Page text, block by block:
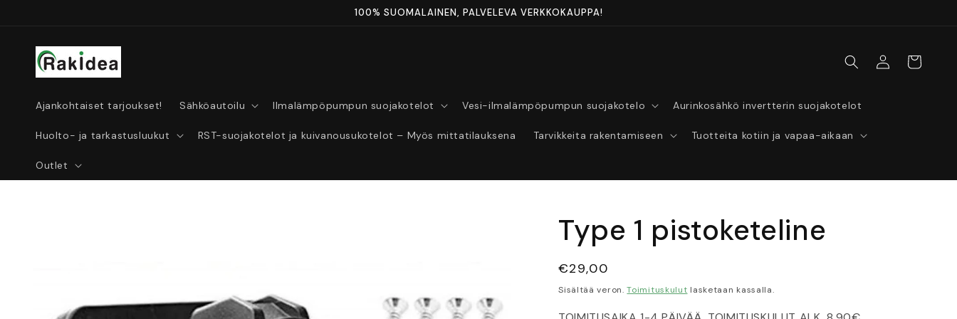
100% SUOMALAINEN, PALVELEVA VERKKOKAUPPA!
Ajankohtaiset tarjoukset! Sähköautoilu Ilmalämpöpumpun suojakotelot Vesi-ilmalämpöpumpun suojakotelo Aurinkosähkö invertterin suojakotelot
Huolto- ja tarkastusluukut RST-suojakotelot ja kuivanousukotelot – Myös mittatilauksena Tarvikkeita rakentamiseen Tuotteita kotiin ja vapaa-aikaan
Outlet
sisään
Ostoskori
Type 1 pistoketeline
Normaalihinta
€29,00
Sisältää veron.Toimituskulut lasketaan kassalla.